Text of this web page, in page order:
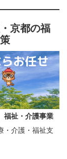
京都の福
福祉・介護事業
・介護・福祉支